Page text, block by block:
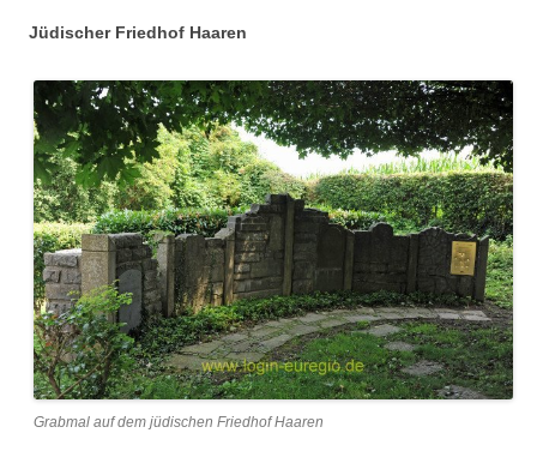
Jüdischer Friedhof Haaren
Grabmal auf dem jüdischen Friedhof Haaren